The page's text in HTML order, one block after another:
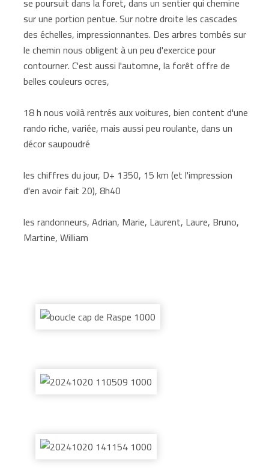
sur une portion pentue. Sur notre droite les cascades
des échelles, impressionnantes. Des arbres tombés sur
le chemin nous obligent à un peu d'exercice pour
contourner. C'est aussi l'automne, la forêt offre de
belles couleurs ocres,
18 h nous voilà rentrés aux voitures, bien content d'une
rando riche, variée, mais aussi peu roulante, dans un
décor saupoudré
les chiffres du jour, D+ 1350, 15 km (et l'impression
d'en avoir fait 20), 8h40
les randonneurs, Adrian, Marie, Laurent, Laure, Bruno,
Martine, William